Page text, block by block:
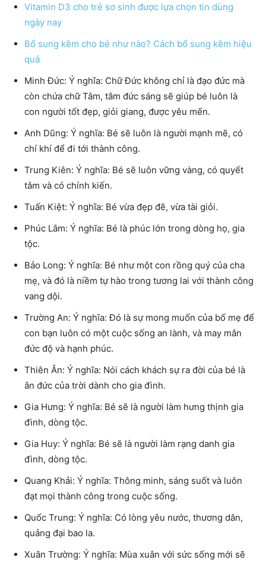
Vitamin D3 cho trẻ sơ sinh được lựa chọn tin dùng
ngày nay
Bổ sung kẽm cho bé như nào? Cách bổ sung kẽm hiệu
quả
Minh Đức: Ý nghĩa: Chữ Đức không chỉ là đạo đức mà
còn chứa chữ Tâm, tâm đức sáng sẽ giúp bé luôn là
con người tốt đẹp, giỏi giang, được yêu mến.
Anh Dũng: Ý nghĩa: Bé sẽ luôn là người mạnh mẽ, có
chí khí để đi tới thành công.
Trung Kiên: Ý nghĩa: Bé sẽ luôn vững vàng, có quyết
tâm và có chính kiến.
Tuấn Kiệt: Ý nghĩa: Bé vừa đẹp đẽ, vừa tài giỏi.
Phúc Lâm: Ý nghĩa: Bé là phúc lớn trong dòng họ, gia
tộc.
Bảo Long: Ý nghĩa: Bé như một con rồng quý của cha
mẹ, và đó là niềm tự hào trong tương lai với thành công
vang dội.
Trường An: Ý nghĩa: Đó là sự mong muốn của bố mẹ để
con bạn luôn có một cuộc sống an lành, và may mắn
đức độ và hạnh phúc.
Thiên Ân: Ý nghĩa: Nói cách khách sự ra đời của bé là
ân đức của trời dành cho gia đình.
Gia Hưng: Ý nghĩa: Bé sẽ là người làm hưng thịnh gia
đình, dòng tộc.
Gia Huy: Ý nghĩa: Bé sẽ là người làm rạng danh gia
đình, dòng tộc.
Quang Khải: Ý nghĩa: Thông minh, sáng suốt và luôn
đạt mọi thành công trong cuộc sống.
Quốc Trung: Ý nghĩa: Có lòng yêu nước, thương dân,
quảng đại bao la.
Xuân Trường: Ý nghĩa: Mùa xuân với sức sống mới sẽ